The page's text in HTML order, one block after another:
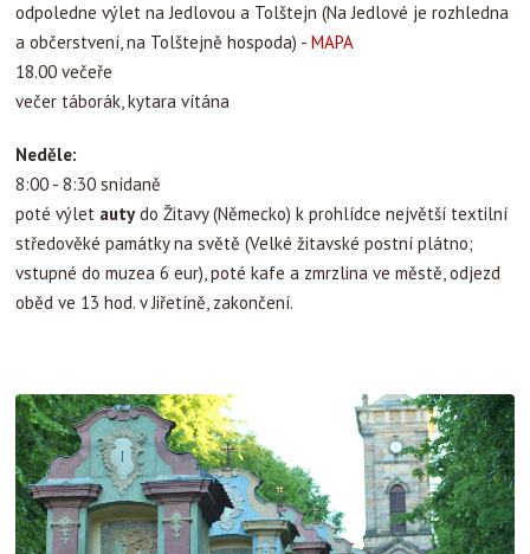
odpoledne výlet na Jedlovou a Tolštejn (Na Jedlové je rozhledna
a občerstvení, na Tolštejně hospoda) - MAPA
18.00 večeře
večer táborák, kytara vítána
Neděle:
8:00 - 8:30 snídaně
poté výlet autydo Žitavy (Německo) k prohlídce největší textilní
středověké památky na světě (Velké žitavské postní plátno;
vstupné do muzea 6 eur), poté kafe a zmrzlina ve městě, odjezd
oběd ve 13 hod. v Jiřetíně, zakončení.